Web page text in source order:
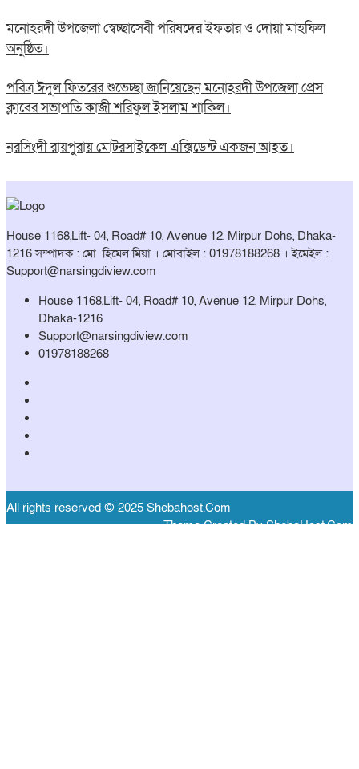
মনোহরদী উপজেলা স্বেচ্ছাসেবী পরিষদের ইফতার ও দোয়া মাহফিল
অনুষ্ঠিত।
পবিত্র ঈদুল ফিতরের শুভেচ্ছা জানিয়েছেন মনোহরদী উপজেলা প্রেস
ক্লাবের সভাপতি কাজী শরিফুল ইসলাম শাকিল।
নরসিংদী রায়পুরায় মোটরসাইকেল এক্সিডেন্ট একজন আহত।
House 1168,Lift- 04, Road# 10, Avenue 12, Mirpur Dohs, Dhaka-
1216 সম্পাদক : মো হিমেল মিয়া । মোবাইল : 01978188268 । ইমেইল :
Support@narsingdiview.com
House 1168,Lift- 04, Road# 10, Avenue 12, Mirpur Dohs,
Dhaka-1216
Support@narsingdiview.com
01978188268
All rights reserved © 2025 Shebahost.Com
Theme Created By ShebaHost.Com